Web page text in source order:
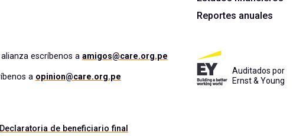
Reportes anuales
escríbenos a amigos@care.org.pe
a opinion@care.org.pe
Auditados por
Ernst & Young
Declaratoria de beneficiario final